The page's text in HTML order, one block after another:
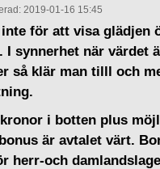
2019-01-16 15:45
inte för att visa glädjen
I synnerhet när värdet
så klär man tilll och
i botten plus
är avtalet värt.
herr-och